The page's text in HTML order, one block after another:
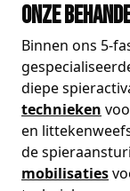
Onze
Binnen ons 5-
diepe
technieken
en
de
mobilisaties